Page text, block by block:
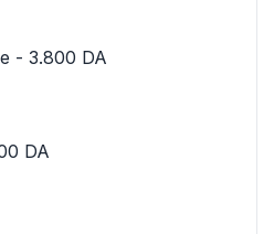
- 3.800 DA
DA